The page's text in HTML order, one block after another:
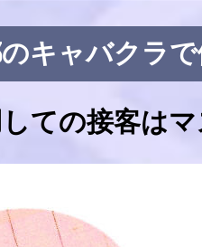
キャバクラ
ての接客はマ